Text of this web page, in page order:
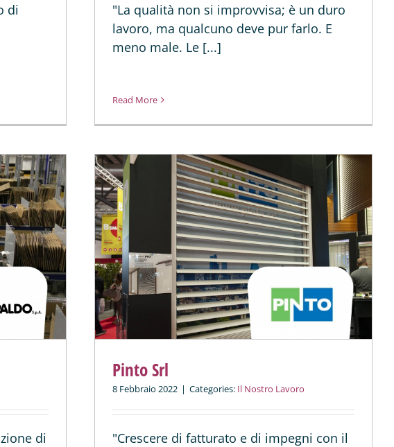
di
"La qualità non si improvvisa; è un duro
lavoro, ma qualcuno deve pur farlo. E
meno male. Le [...]
Read More
di
Pinto Srl
8 Febbraio 2022 | Categories: Il Nostro Lavoro
"Crescere di fatturato e di impegni con il